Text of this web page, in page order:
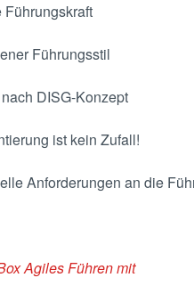
Führungsstil
DISG-Konzept
ist kein Zufall!
Anforderungen an die
Agiles Führen mit